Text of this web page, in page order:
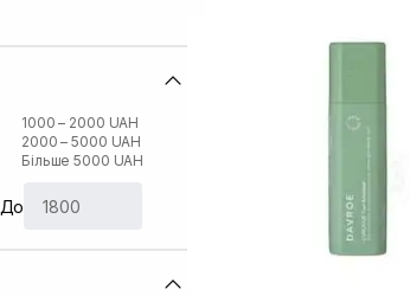
1000 – 2000 UAH
2000 – 5000 UAH
Більше 5000 UAH
До